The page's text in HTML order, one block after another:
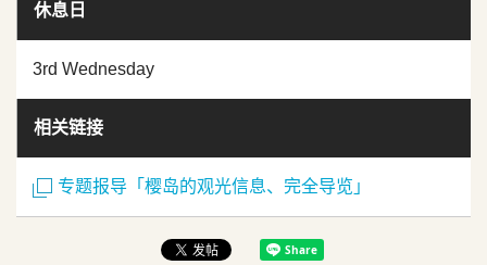
休息日
3rd Wednesday
相关链接
专题报导「樱岛的观光信息、完全导览」